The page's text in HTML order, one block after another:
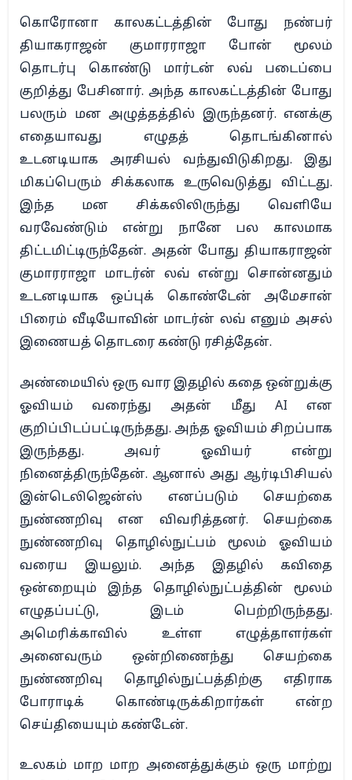
கொரோனா காலகட்டத்தின் போது நண்பர்
தியாகராஜன் குமாரராஜா போன் மூலம்
தொடர்பு கொண்டு மார்டன் லவ் படைப்பை
குறித்து பேசினார். அந்த காலகட்டத்தின் போது
பலரும் மன அழுத்தத்தில் இருந்தனர். எனக்கு
எதையாவது எழுதத் தொடங்கினால்
உடனடியாக அரசியல் வந்துவிடுகிறது. இது
மிகப்பெரும் சிக்கலாக உருவெடுத்து விட்டது.
இந்த மன சிக்கலிலிருந்து வெளியே
வரவேண்டும் என்று நானே பல காலமாக
திட்டமிட்டிருந்தேன். அதன் போது தியாகராஜன்
குமாரராஜா மாடர்ன் லவ் என்று சொன்னதும்
உடனடியாக ஒப்புக் கொண்டேன் அமேசான்
பிரைம் வீடியோவின் மாடர்ன் லவ் எனும் அசல்
இணையத் தொடரை கண்டு ரசித்தேன்.
அண்மையில் ஒரு வார இதழில் கதை ஒன்றுக்கு
ஓவியம் வரைந்து அதன் மீது AI என
குறிப்பிடப்பட்டிருந்தது. அந்த ஓவியம் சிறப்பாக
இருந்தது. அவர் ஓவியர் என்று
நினைத்திருந்தேன். ஆனால் அது ஆர்டிபிசியல்
இன்டெலிஜென்ஸ் எனப்படும் செயற்கை
நுண்ணறிவு என விவரித்தனர். செயற்கை
நுண்ணறிவு தொழில்நுட்பம் மூலம் ஓவியம்
வரைய இயலும். அந்த இதழில் கவிதை
ஒன்றையும் இந்த தொழில்நுட்பத்தின் மூலம்
எழுதப்பட்டு, இடம் பெற்றிருந்தது.
அமெரிக்காவில் உள்ள எழுத்தாளர்கள்
அனைவரும் ஒன்றிணைந்து செயற்கை
நுண்ணறிவு தொழில்நுட்பத்திற்கு எதிராக
போராடிக் கொண்டிருக்கிறார்கள் என்ற
செய்தியையும் கண்டேன்.
உலகம் மாற மாற அனைத்துக்கும் ஒரு மாற்று